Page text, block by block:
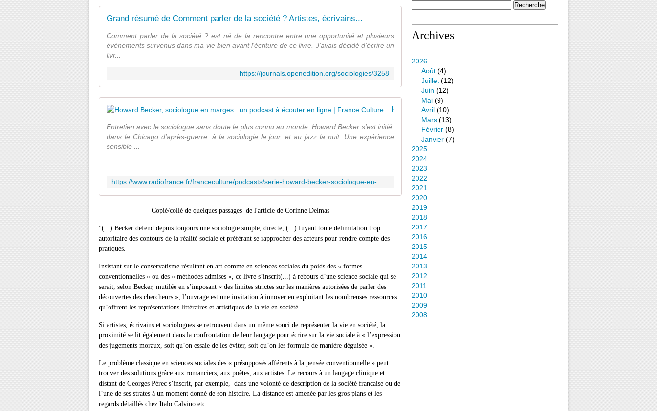
Grand résumé de Comment parler de la société ? Artistes, écrivains...
Comment parler de la société ? est né de la rencontre entre une opportunité et plusieurs
évènements survenus dans ma vie bien avant l'écriture de ce livre. J'avais décidé d'écrire un
livr...
https://journals.openedition.org/sociologies/3258
Entretien avec le sociologue sans doute le plus connu au monde. Howard Becker s'est initié,
dans le Chicago d'après-guerre, à la sociologie le jour, et au jazz la nuit. Une expérience
sensible ...
Copié/collé de quelques passages de l'article de Corinne Delmas
''(...) Becker défend depuis toujours une sociologie simple, directe, (...) fuyant toute délimitation trop
autoritaire des contours de la réalité sociale et préférant se rapprocher des acteurs pour rendre compte des
pratiques.
Insistant sur le conservatisme résultant en art comme en sciences sociales du poids des « formes
conventionnelles » ou des « méthodes admises », ce livre s’inscrit(...) à rebours d’une science sociale qui se
serait, selon Becker, mutilée en s’imposant « des limites strictes sur les manières autorisées de parler des
découvertes des chercheurs », l’ouvrage est une invitation à innover en exploitant les nombreuses ressources
qu’offrent les représentations littéraires et artistiques de la vie en société.
Si artistes, écrivains et sociologues se retrouvent dans un même souci de représenter la vie en société, la
proximité se lit également dans la confrontation de leur langage pour écrire sur la vie sociale à « l’expression
des jugements moraux, soit qu’on essaie de les éviter, soit qu’on les formule de manière déguisée ».
Le problème classique en sciences sociales des « présupposés afférents à la pensée conventionnelle » peut
trouver des solutions grâce aux romanciers, aux poètes, aux artistes. Le recours à un langage clinique et
distant de Georges Pérec s’inscrit, par exemple, dans une volonté de description de la société française ou de
l’une de ses strates à un moment donné de son histoire. La distance est amenée par les gros plans et les
regards détaillés chez Italo Calvino etc.
Archives
2026
Août (4)
Juillet (12)
Juin (12)
Mai (9)
Avril (10)
Mars (13)
Février (8)
Janvier (7)
2025
2024
2023
2022
2021
2020
2019
2018
2017
2016
2015
2014
2013
2012
2011
2010
2009
2008